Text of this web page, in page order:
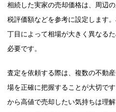
相続した実家の売却価格は、周辺
税評価額などを参考に設定します
丁目によって相場が大きく異なる
必要です。
査定を依頼する際は、複数の不動
場を正確に把握することが大切で
から高値で売却したい気持ちは理